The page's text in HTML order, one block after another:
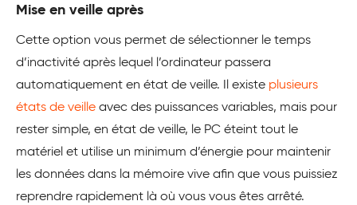
Mise en veille après
Cette option vous permet de sélectionner le temps
d’inactivité après lequel l’ordinateur passera
automatiquement en état de veille. Il existe plusieurs
états de veille avec des puissances variables, mais pour
rester simple, en état de veille, le PC éteint tout le
matériel et utilise un minimum d’énergie pour maintenir
les données dans la mémoire vive afin que vous puissiez
reprendre rapidement là où vous vous êtes arrêté.